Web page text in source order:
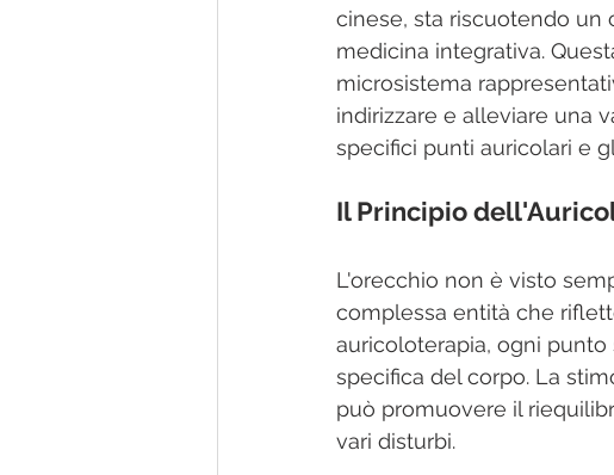
cinese, sta riscuotendo un
medicina integrativa.
microsistema
indirizzare e alleviare una
specifici punti auricolari e
Il Principio
L'orecchio non è visto
complessa entità che
auricoloterapia, ogni
specifica del corpo. La
può promuovere il
vari disturbi.